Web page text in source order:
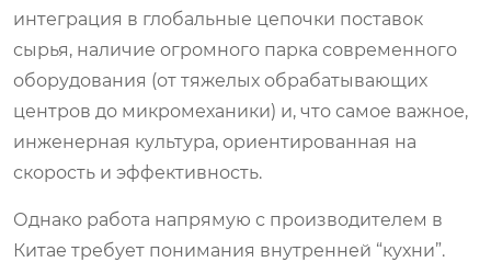
интеграция в глобальные цепочки поставок
сырья, наличие огромного парка современного
оборудования (от тяжелых обрабатывающих
центров до микромеханики) и, что самое важное,
инженерная культура, ориентированная на
скорость и эффективность.
Однако работа напрямую с производителем в
Китае требует понимания внутренней “кухни”.